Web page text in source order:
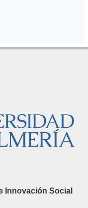
Innovación Social